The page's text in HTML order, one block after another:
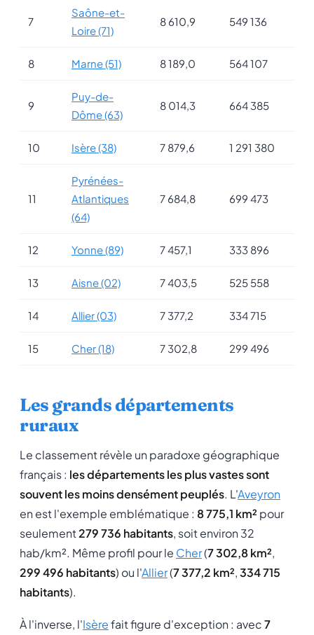
7
Saône-et-
Loire (71)
8 610,9 549 136
8 Marne (51) 8 189,0 564 107
9
Puy-de-
Dôme (63)
8 014,3 664 385
10 Isère (38) 7 879,6 1 291 380
11
Pyrénées-
Atlantiques
(64)
7 684,8 699 473
12 Yonne (89) 7 457,1 333 896
13 Aisne (02) 7 403,5 525 558
14 Allier (03) 7 377,2 334 715
15 Cher (18) 7 302,8 299 496
Les grands départements
ruraux
Le classement révèle un paradoxe géographique
français : les départements les plus vastes sont
souvent les moins densément peuplés. L'Aveyron
en est l'exemple emblématique : 8 775,1 km² pour
seulement279 736 habitants, soit environ 32
hab/km². Même profil pour le Cher(7 302,8 km²,
299 496 habitants) ou l'Allier(7 377,2 km²,334 715
habitants).
À l'inverse, l'Isèrefait figure d'exception : avec7